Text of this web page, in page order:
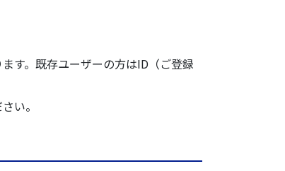
す。既存ユーザーの方はID（ご登録
い。